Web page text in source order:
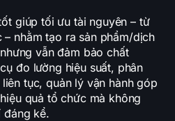
giúp tối ưu tài nguyên – từ
nhằm tạo ra sản phẩm/dịch
vẫn đảm bảo chất
đo lường hiệu suất, phân
tục, quản lý vận hành góp
quả tổ chức mà không
đáng kể.